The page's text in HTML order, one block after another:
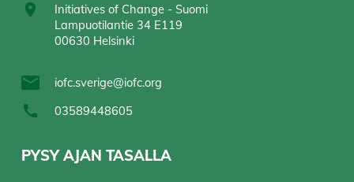
Initiatives of Change - Suomi
Lampuotilantie 34 E119
00630 Helsinki
iofc.sverige@iofc.org
03589448605
PYSY AJAN TASALLA